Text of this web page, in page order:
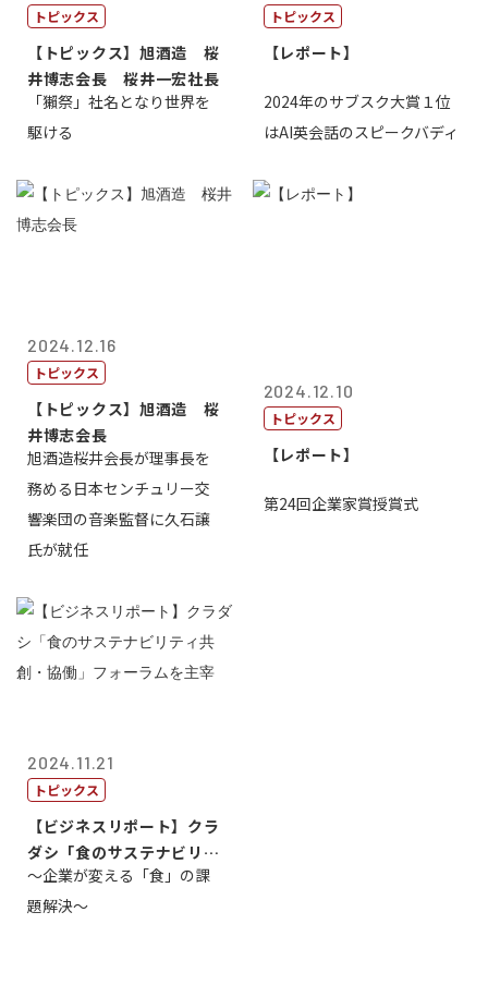
トピックス
【トピックス】旭酒造 桜
井博志会長 桜井一宏社長
「獺祭」社名となり世界を
駆ける
トピックス
【レポート】
2024年のサブスク大賞１位
はAI英会話のスピークバディ
2024.12.16
トピックス
【トピックス】旭酒造 桜
井博志会長
旭酒造桜井会長が理事長を
務める日本センチュリー交
響楽団の音楽監督に久石譲
氏が就任
2024.12.10
トピックス
【レポート】
第24回企業家賞授賞式
2024.11.21
トピックス
【ビジネスリポート】クラ
ダシ「食のサステナビリテ
ィ共創・協働...
～企業が変える「食」の課
題解決～